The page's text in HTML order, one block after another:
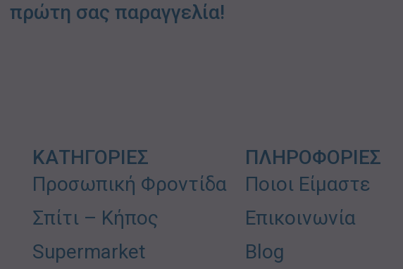
πρώτη σας παραγγελία!
ΚΑΤΗΓΟΡΙΕΣ
Προσωπική Φροντίδα
Σπίτι – Κήπος
Supermarket
ΠΛΗΡΟΦΟΡΙΕΣ
Ποιοι Είμαστε
Επικοινωνία
Blog